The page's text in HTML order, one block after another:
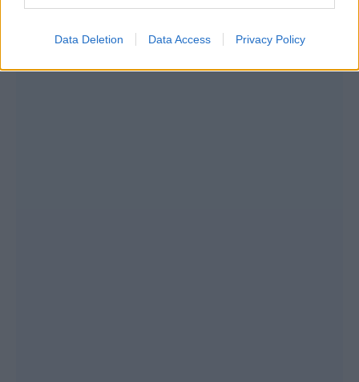
Data Deletion Data Access Privacy Policy